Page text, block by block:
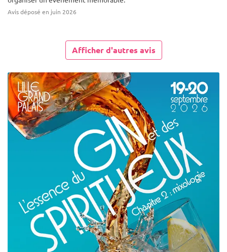
Avis déposé en juin 2026
Afficher d'autres avis